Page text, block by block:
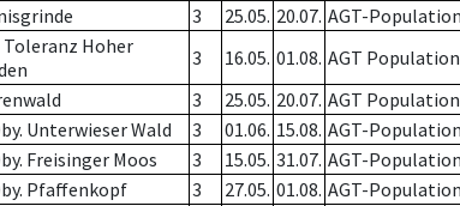
3 25.05. 20.07. AGT-Population
Toleranz Hoher
3 16.05. 01.08. AGT Population
3 25.05. 20.07. AGT Population
Unterwieser Wald 3 01.06. 15.08. AGT-
Freisinger Moos 3 15.05. 31.07. AGT-
Pfaffenkopf 3 27.05. 01.08. AGT-